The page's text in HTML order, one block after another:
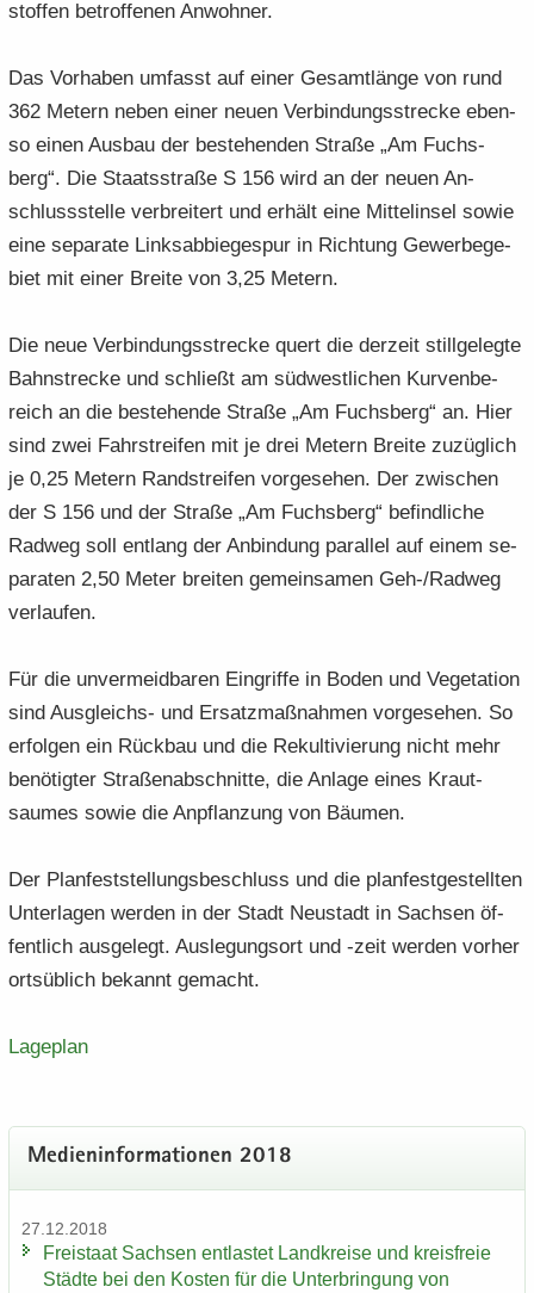
stof­fen be­trof­fe­nen An­woh­ner.
Das Vor­ha­ben um­fasst auf einer Ge­samt­län­ge von rund
362 Me­tern neben einer neuen Ver­bin­dungs­stre­cke eben­
so einen Aus­bau der be­stehen­den Stra­ße „Am Fuchs­
berg“. Die Staats­stra­ße S 156 wird an der neuen An­
schluss­stel­le ver­brei­tert und er­hält eine Mit­tel­in­sel sowie
eine se­pa­ra­te Links­ab­bie­ge­spur in Rich­tung Ge­wer­be­ge­
biet mit einer Brei­te von 3,25 Me­tern.
Die neue Ver­bin­dungs­stre­cke quert die der­zeit still­ge­leg­te
Bahn­stre­cke und schließt am süd­west­li­chen Kur­ven­be­
reich an die be­stehen­de Stra­ße „Am Fuchs­berg“ an. Hier
sind zwei Fahr­strei­fen mit je drei Me­tern Brei­te zu­züg­lich
je 0,25 Me­tern Rand­strei­fen vor­ge­se­hen. Der zwi­schen
der S 156 und der Stra­ße „Am Fuchs­berg“ be­find­li­che
Rad­weg soll ent­lang der An­bin­dung par­al­lel auf einem se­
pa­ra­ten 2,50 Meter brei­ten ge­mein­sa­men Geh-/Rad­weg
ver­lau­fen.
Für die un­ver­meid­ba­ren Ein­grif­fe in Boden und Ve­ge­ta­ti­on
sind Ausgleichs-​ und Er­satz­maß­nah­men vor­ge­se­hen. So
er­fol­gen ein Rück­bau und die Re­kul­ti­vie­rung nicht mehr
be­nö­tig­ter Stra­ßen­ab­schnit­te, die An­la­ge eines Kraut­
saumes sowie die An­pflan­zung von Bäu­men.
Der Plan­fest­stel­lungs­be­schluss und die plan­fest­ge­stell­ten
Un­ter­la­gen wer­den in der Stadt Neu­stadt in Sach­sen öf­
fent­lich aus­ge­legt. Aus­le­gungs­ort und -zeit wer­den vor­her
orts­üb­lich be­kannt ge­macht.
La­ge­plan
Me­di­en­in­for­ma­tio­nen 2018
27.12.2018
Frei­staat Sach­sen ent­las­tet Land­krei­se und kreis­freie
Städ­te bei den Kos­ten für die Un­ter­brin­gung von